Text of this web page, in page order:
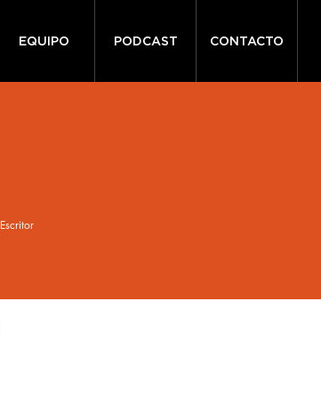
EQUIPO PODCAST CONTACTO
Escritor